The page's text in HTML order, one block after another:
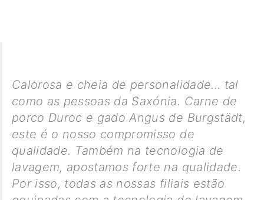
Calorosa e cheia de personalidade... tal
como as pessoas da Saxónia. Carne de
porco Duroc e gado Angus de Burgstädt,
este é o nosso compromisso de
qualidade. Também na tecnologia de
lavagem, apostamos forte na qualidade.
Por isso, todas as nossas filiais estão